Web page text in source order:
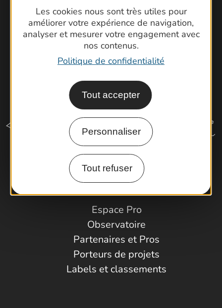
Les cookies nous sont très utiles pour
améliorer votre expérience de navigation,
analyser et mesurer votre engagement avec
nos contenus.
Politique de confidentialité
Tout accepter
Personnaliser
Tout refuser
Latitude Gard
Comment venir ?
Espace Pro
Observatoire
Partenaires et Pros
Porteurs de projets
Labels et classements